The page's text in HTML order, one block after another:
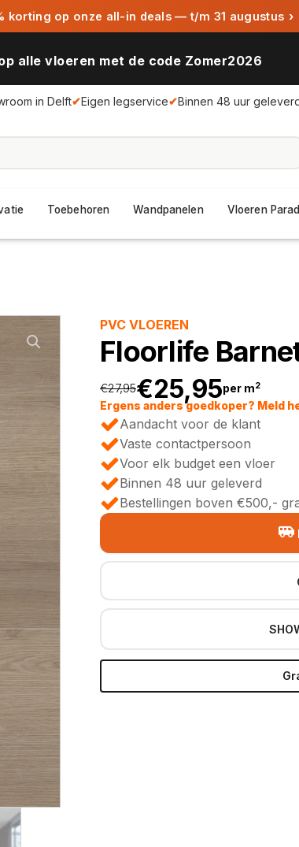
korting op onze all-in deals — t/m 31 augustus ›
alle vloeren met de code Zomer2026
in Delft✔Eigen legservice✔Binnen 48 uur
Toebehoren Wandpanelen Vloeren
PVC VLOEREN
Floorlife
€27,95
Oorspronkelijke
prijs
was:
€27,95.
€25,95
Huidige
prijs
is:
€25,95.
per m2
Ergens anders goedkoper? Meld
Aandacht voor de klant
Vaste contactpersoon
Voor elk budget een vloer
Binnen 48 uur geleverd
Bestellingen boven €500,-